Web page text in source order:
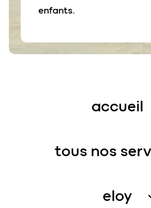
enfants.
accueil
récupération de
tous nos
services
eloy